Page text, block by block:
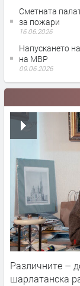
Сметната
за пожари
16.06.2026
Напускането
на МВР
09.06.2026
Различните –
шарлатанска